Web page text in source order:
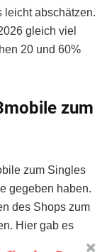
leicht abschätzen.
gleich viel
20 und 60%
zum
zum Singles
gegeben haben.
des Shops zum
Hier gab es
weite Teile des